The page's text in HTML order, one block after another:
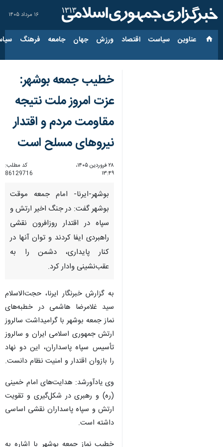
۱۶ مرداد ۱۴۰۵
عناوین‌ سیاست اقتصاد ورزش جهان جامعه فرهنگ
خطیب جمعه بوشهر:
عزت امروز ملت نتیجه
مقاومت مردم و اقتدار
نیروهای مسلح است
۲۸ فروردین ۱۴۰۵،
۱۳:۴۹
کد مطلب:
86129716
بوشهر-ایرنا- امام جمعه موقت
بوشهر گفت: در جنگ اخیر ارتش و
سپاه در اقتدار روزافرون نقشی
راهبردی ایفا کردند و توان آنها در
کنار پایداری، دشمن را به
عقب‌نشینی وادار کرد.
به گزارش خبرنگار ایرنا، حجت‌الاسلام
سید غلامرضا هاشمی در خطبه‌های
نماز جمعه بوشهر با گرامیداشت سالروز
ارتش جمهوری اسلامی ایران و سالروز
تأسیس سپاه پاسداران، این دو نهاد
را بازوان اقتدار و امنیت نظام دانست.
وی یادآورشد: هدایت‌های امام خمینی
(ره) و رهبری در شکل‌گیری و تقویت
ارتش و سپاه پاسداران نقشی اساسی
داشته است.
خطیب نماز جمعه بوشهر با اشاره به